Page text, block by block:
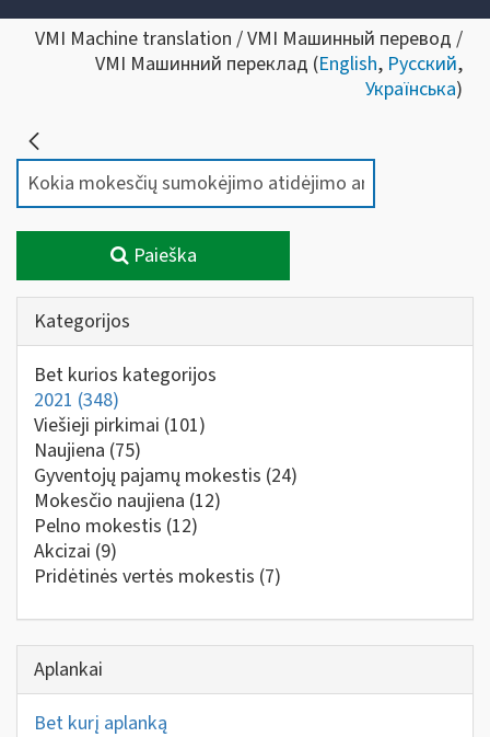
VMI Machine translation / VMI Машинный перевод /
VMI Машинний переклад (English, Русский,
Українська)
Paieška
Kategorijos
Bet kurios kategorijos
2021 (348)
Viešieji pirkimai (101)
Naujiena (75)
Gyventojų pajamų mokestis (24)
Mokesčio naujiena (12)
Pelno mokestis (12)
Akcizai (9)
Pridėtinės vertės mokestis (7)
Aplankai
Bet kurį aplanką